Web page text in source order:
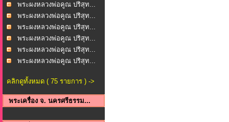
พระผงหลวงพ่อคูณ ปริสุท...
พระผงหลวงพ่อคูณ ปริสุท...
พระผงหลวงพ่อคูณ ปริสุท...
พระผงหลวงพ่อคูณ ปริสุท...
พระผงหลวงพ่อคูณ ปริสุท...
พระผงหลวงพ่อคูณ ปริสุท...
คลิกดูทั้งหมด ( 75 รายการ ) ->
พระเครื่อง จ. นครศรีธรรม...